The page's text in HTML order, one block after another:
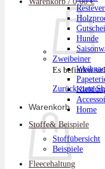
Es befinden
Zurück zum
Warenkorb
Hunde
Zweibeiner
Home
Stoffe& Beispiele
Stoffübersicht
Beispiele
Fleecehaltung